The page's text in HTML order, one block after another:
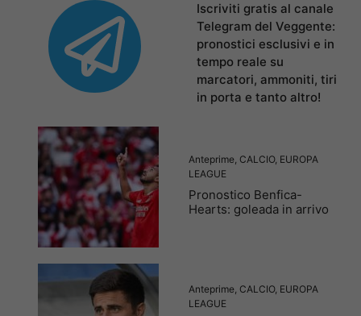
Iscriviti gratis al canale
Telegram del Veggente:
pronostici esclusivi e in
tempo reale su
marcatori, ammoniti, tiri
in porta e tanto altro!
Anteprime, CALCIO, EUROPA
LEAGUE
Pronostico Benfica-
Hearts: goleada in arrivo
Anteprime, CALCIO, EUROPA
LEAGUE